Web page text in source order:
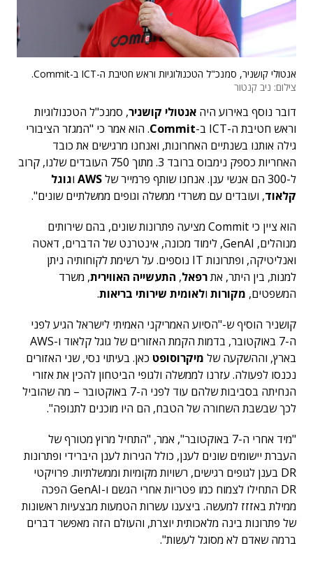
אנטולי קושניר, סמנכ"ל הטכנולוגיות וראש חטיבת ה-ICT ב-Commit.
צילום: ניב קנטור
דובר נוסף באירוע היה אנטולי קושניר, סמנכ"ל הטכנולוגיות
וראש חטיבת ה-ICT ב-
Commit. הוא אמר כי "המגזר הציבורי
גילה אותנו בשנתיים האחרונות, ואנחנו מרגישים את כובד
האחריות כספק נימבוס ברובד 3. מתוך 750 העובדים שלנו, קרוב
ל-300 הם אנשי ענן. אנחנו שותף פרמייר של
AWS וגוגל
קלאוד, ועובדים עם משרדי ממשלה וגופים ממשלתיים שונים".
הוא ציין כי Commit מציעה פתרונות שונים, בהם שירותים
מנוהלים, GenAI, לימוד מכונה, אינטרנט של הדברים, דאטה
ואנליטיקה, ופתרונות IT נוספים. על רשימת לקוחותיה ניתן
למנות, בין היתר, אתרפאל, התעשייה האווירית, משרד
המשפטים, מקורות ולאומית שירותי בריאות.
קושניר הוסיף ש-"הסיוע האמריקני האמיתי לישראל הגיע לפני
ה-7 באוקטובר, בדמות הקמת האזורים של גוגל קלאוד ו-AWS
בארץ, וההשקעה של מיקרוסופט כאן. בעיתוי נסי, שני האזורים
נכנסו לפעולה. עזרנו לממשלה ולגופי הביטחון להכין את אזורי
הנחיתה בסביבות שלהם עוד לפני ה-7 באוקטובר – מה שהוביל
לכך שבשבת השחורה של הטבח, הם היו מוכנים לתנופה".
"מיד אחרי ה-7 באוקטובר", אמר, "התחיל מרוץ מטורף של
העברת יישומים שונים לענן, כולל הגירות לענן היברידי ופתרונות
DR בענן לגופים רגישים, רשויות מקומיות וממשלתיות. פרויקטי
DR התחילו לצמוח כמו פטריות אחרי הגשם ו-GenAI הפכה
ממילת באזזז למעשה. ביצענו עשרות הטמעות מבצעיות ראשונות
של פתרונות בינה מלאכותית יוצרת, והעולם הזה מאפשר דברים
ברמה שאדם לא מסוגל לעשות".